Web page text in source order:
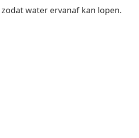
water ervanaf kan lopen.